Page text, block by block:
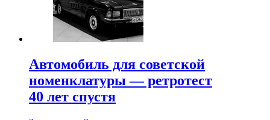
Автомобиль для советской
номенклатуры — ретротест
40 лет спустя